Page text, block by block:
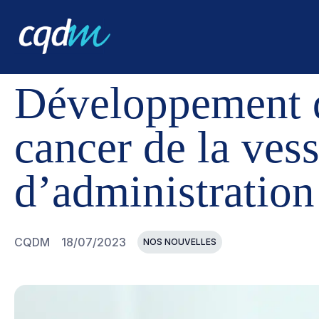
CQDM NOUVELLES ET ÉVÉNEMENTS
Développement
cancer de la
CQDM 18/07/2023 NOS NOUVELLES